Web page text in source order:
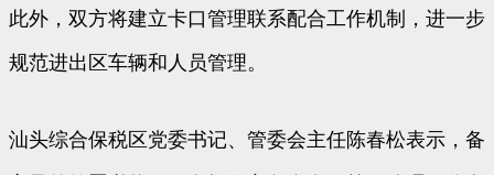
此外，双方将建立卡口管理联系配合工作机制，进一步
规范进出区车辆和人员管理。
汕头综合保税区党委书记、管委会主任陈春松表示，备